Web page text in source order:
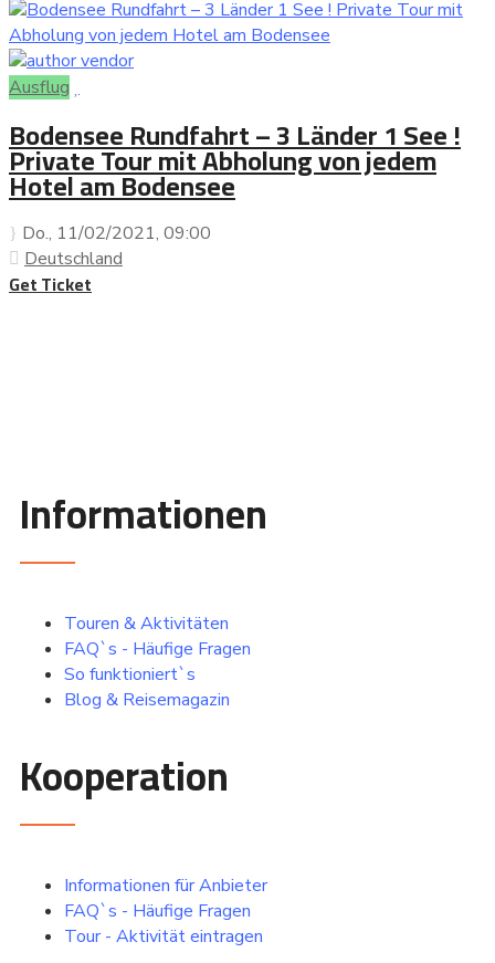
Ausflug
Bodensee Rundfahrt – 3 Länder 1 See !
Private Tour mit Abholung von jedem
Hotel am Bodensee
Do., 11/02/2021, 09:00
Deutschland
Get Ticket
Informationen
Touren & Aktivitäten
FAQ`s - Häufige Fragen
So funktioniert`s
Blog & Reisemagazin
Kooperation
Informationen für Anbieter
FAQ`s - Häufige Fragen
Tour - Aktivität eintragen